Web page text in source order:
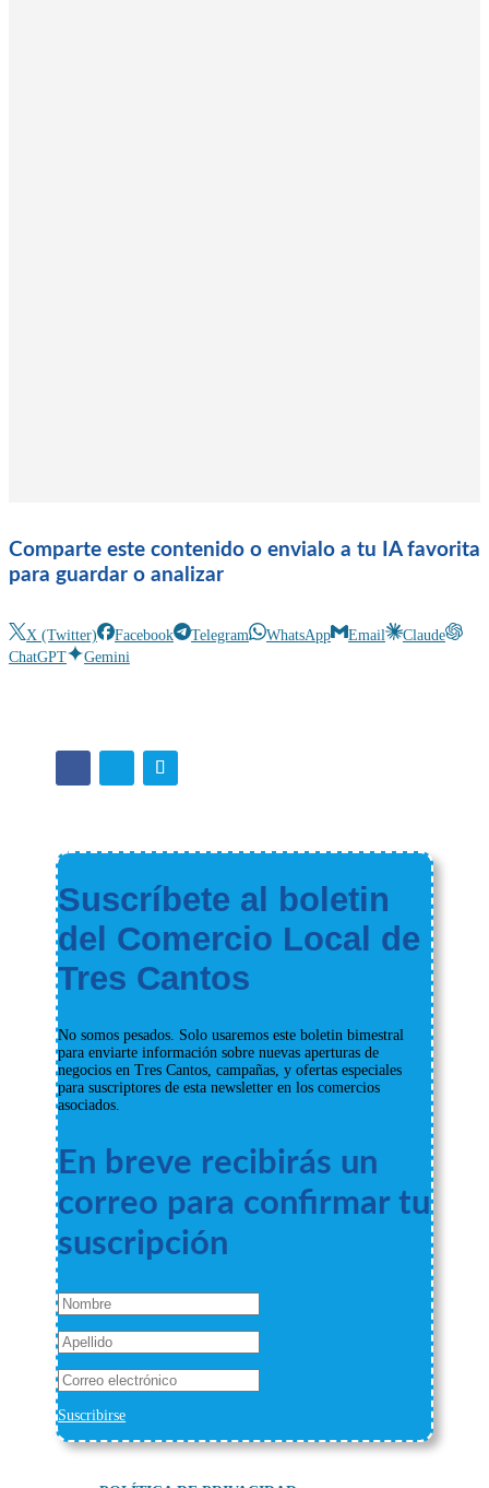
Comparte este contenido o envialo a tu IA favorita
para guardar o analizar
X (Twitter) Facebook Telegram WhatsApp Email
Claude
ChatGPT
Gemini
Suscríbete al boletin
del Comercio Local de
Tres Cantos
No somos pesados. Solo usaremos este boletin bimestral
para enviarte información sobre nuevas aperturas de
negocios en Tres Cantos, campañas, y ofertas especiales
para suscriptores de esta newsletter en los comercios
asociados.
En breve recibirás un
correo para confirmar tu
suscripción
Suscribirse